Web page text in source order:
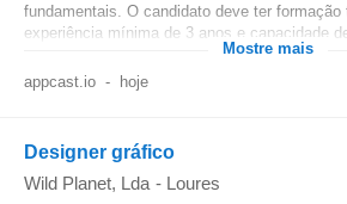
fundamentais. O candidato deve ter formação
experiência mínima de 3 anos e capacidade
Mostre mais
appcast.io - hoje
Designer gráfico
Wild Planet, Lda - Loures